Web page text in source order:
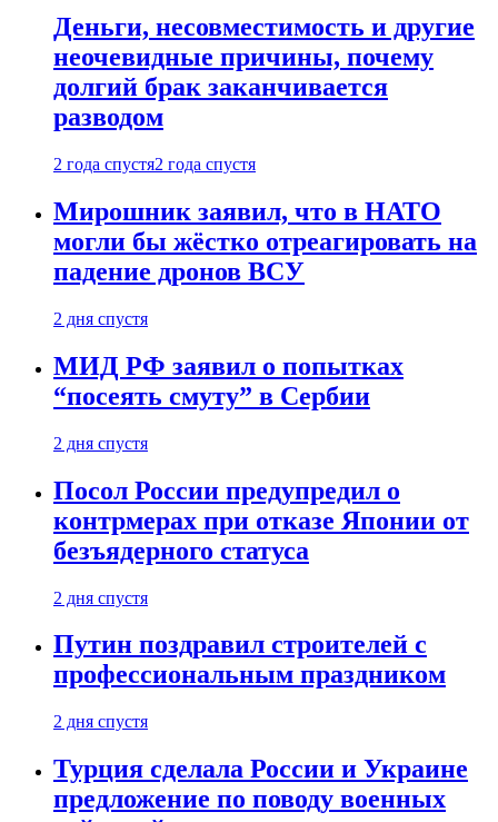
Деньги, несовместимость и другие
неочевидные причины, почему
долгий брак заканчивается
разводом
2 года спустя2 года спустя
Мирошник заявил, что в НАТО
могли бы жёстко отреагировать на
падение дронов ВСУ
2 дня спустя
МИД РФ заявил о попытках
“посеять смуту” в Сербии
2 дня спустя
Посол России предупредил о
контрмерах при отказе Японии от
безъядерного статуса
2 дня спустя
Путин поздравил строителей с
профессиональным праздником
2 дня спустя
Турция сделала России и Украине
предложение по поводу военных